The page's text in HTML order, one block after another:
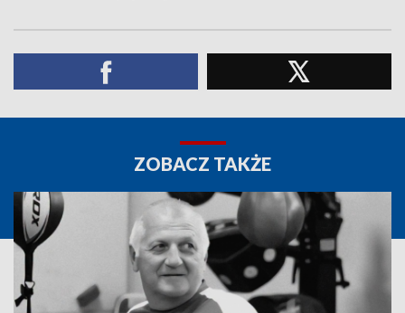
ZOBACZ TAKŻE